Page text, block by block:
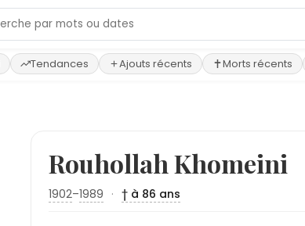
Tendances Ajouts récents Morts récents
Rouhollah Khomeini
1902–1989 · † à 86 ans